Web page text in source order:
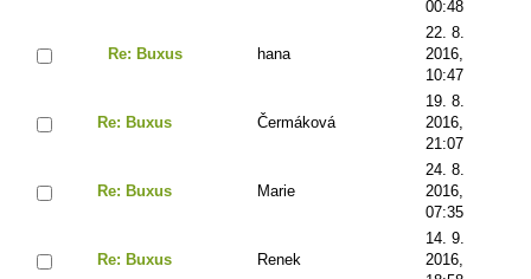
00:48
Re: Buxus hana
22. 8.
2016,
10:47
Re: Buxus Čermáková
19. 8.
2016,
21:07
Re: Buxus Marie
24. 8.
2016,
07:35
Re: Buxus Renek
14. 9.
2016,